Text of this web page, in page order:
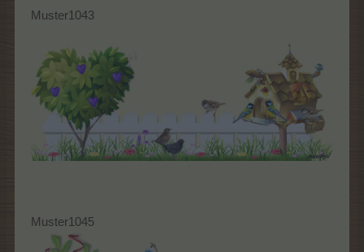
Muster1043
Muster1045